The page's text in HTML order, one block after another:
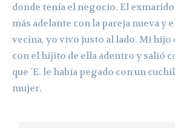
donde tenía el negocio. El
más adelante con la pareja nueva y
vecina, yo vivo justo al lado. Mi hijo
con el hijito de ella adentro y salió
que ´E. le había pegado con un
mujer.